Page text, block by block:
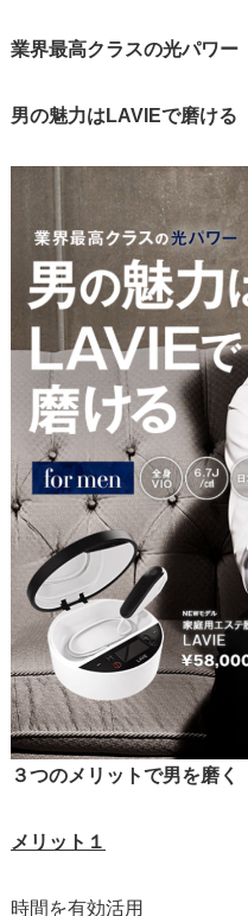
業界最高クラスの光パワー
男の魅力はLAVIEで磨ける
３つのメリットで男を磨く
メリット１
時間を有効活用